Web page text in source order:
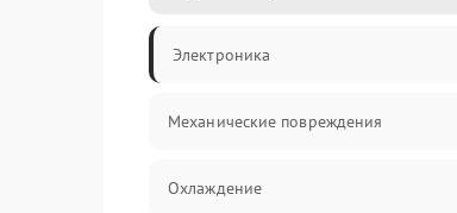
Электроника
Механические повреждения
Охлаждение